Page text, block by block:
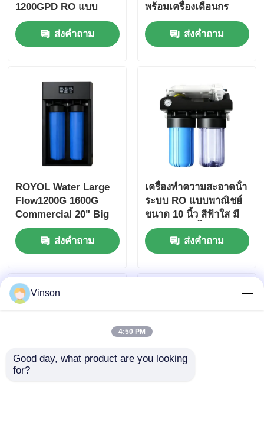
1200GPD RO แบบ
พาณิชย์ พร้อมเตือนกร
องสําหรับการใช้งาน
พาณิชย์และครัวเรือน
ส่งคำถาม
พร้อมเครื่องเตือนกร
องสําหรับใช้งานในบ้าน
และสํานักงานส่งคำถาม
ROYOL Water Large
Flow1200G 1600G
Commercial 20" Big
Blue RO System
พร้อมเครื่องเตือนกรอง
ส่งคำถาม
เครื่องทําความสะอาดน้ํา
ระบบ RO แบบพาณิชย์
ขนาด 10 นิ้ว สีฟ้าใส มี
การกรอง 4 ขั้นตอน
ส่งคำถาม
Vinson
4:50 PM
Good day, what product are you looking
for?